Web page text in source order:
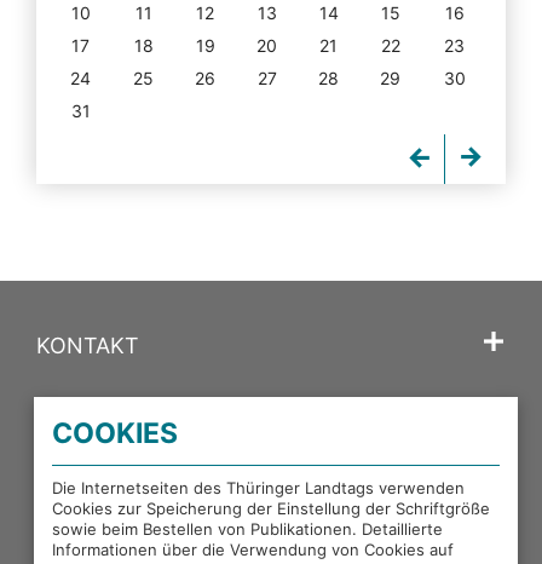
10
11 12 13 14 15
16
17
18 19 20 21 22
23
24
25 26 27 28 29
30
31
KONTAKT
PORTALE DES THÜRINGER LANDTAGS
EXTERNE LINKS
COOKIES
Die Internetseiten des Thüringer Landtags verwenden
Cookies zur Speicherung der Einstellung der Schriftgröße
sowie beim Bestellen von Publikationen. Detaillierte
Informationen über die Verwendung von Cookies auf